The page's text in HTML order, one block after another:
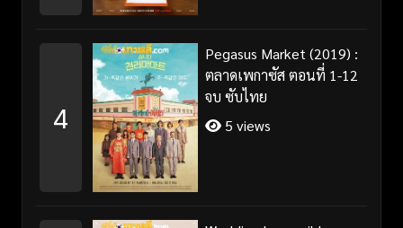
4
Pegasus Market (2019) :
ตลาดเพกาซัส ตอนที่ 1-12
จบ ซับไทย
5 views